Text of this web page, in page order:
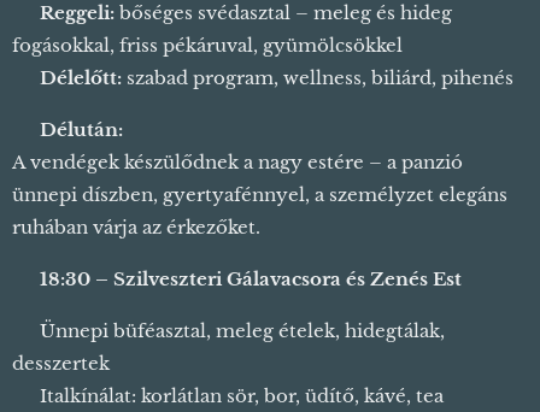
Reggeli: bőséges svédasztal – meleg és hideg
fogásokkal, friss pékáruval, gyümölcsökkel
Délelőtt: szabad program, wellness, biliárd, pihenés
Délután:
A vendégek készülődnek a nagy estére – a panzió
ünnepi díszben, gyertyafénnyel, a személyzet elegáns
ruhában várja az érkezőket. 👔
18:30 – Szilveszteri Gálavacsora és Zenés Est
🍽️ Ünnepi büféasztal, meleg ételek, hidegtálak,
desszertek
🥂 Italkínálat: korlátlan sör, bor, üdítő, kávé, tea